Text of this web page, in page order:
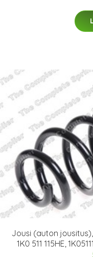
Jousi (auton jousitus),
1K0 511 115HE,